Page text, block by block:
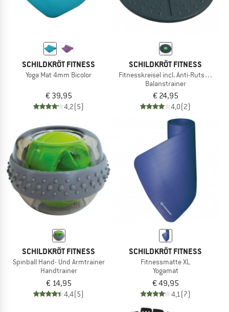
SCHILDKRÖT FITNESS
Yoga Mat 4mm Bicolor
€ 39,95
4,2(5)
SCHILDKRÖT FITNESS
Fitnesskreisel incl. Anti-Rutsch-Pad
Balanstrainer
€ 24,95
4,0(2)
SCHILDKRÖT FITNESS
Spinball Hand- Und Armtrainer
Handtrainer
€ 14,95
4,4(5)
SCHILDKRÖT FITNESS
Fitnessmatte XL
Yogamat
€ 49,95
4,1(7)